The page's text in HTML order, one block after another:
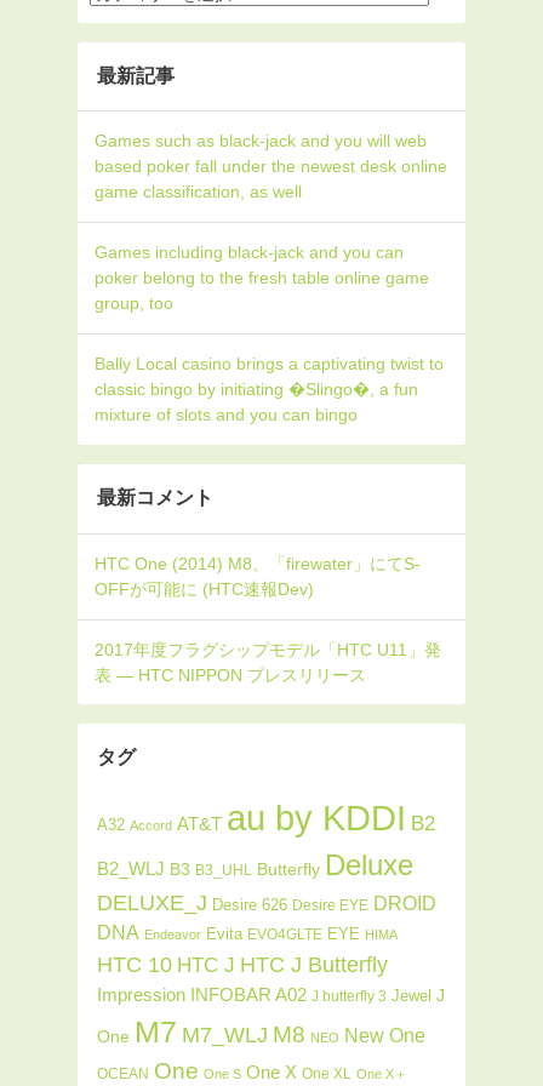
最新記事
Games such as black-jack and you will web
based poker fall under the newest desk online
game classification, as well
Games including black-jack and you can
poker belong to the fresh table online game
group, too
Bally Local casino brings a captivating twist to
classic bingo by initiating �Slingo�, a fun
mixture of slots and you can bingo
最新コメント
タグ
A32 Accord AT&T au by KDDI B2
B2_WLJ B3 B3_UHL Butterfly Deluxe
DELUXE_J Desire 626 Desire EYE DROID
DNA Endeavor Evita EVO4GLTE EYE HIMA
HTC 10 HTC J HTC J Butterfly
Impression INFOBAR A02 J butterfly 3 Jewel J
One M7 M7_WLJ M8 NEO New One
OCEAN One One S One X One XL One X＋